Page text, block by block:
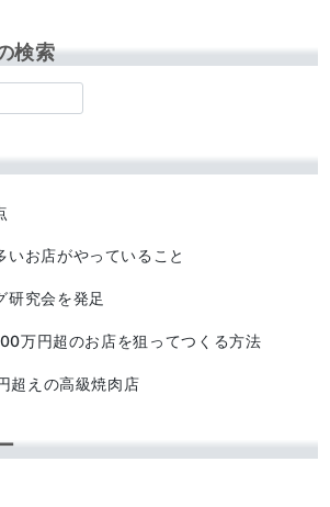
検索
いお店がやっていること
研究会を発足
万円超のお店を狙ってつくる方法
超えの高級焼肉店